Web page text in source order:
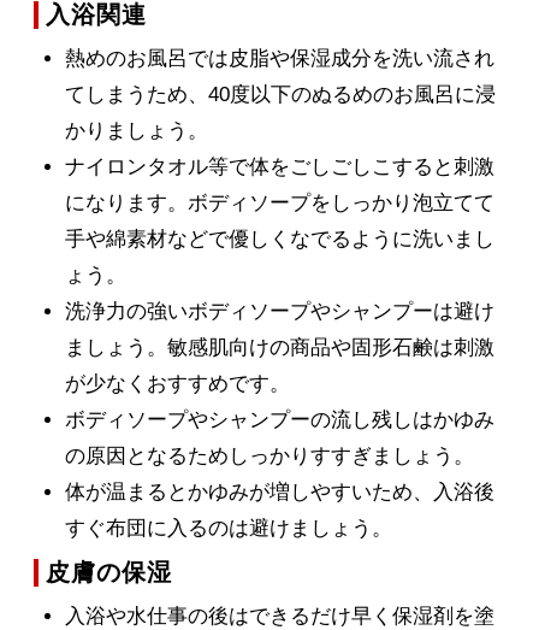
入浴関連
熱めのお風呂では皮脂や保湿成分を洗い流され
てしまうため、40度以下のぬるめのお風呂に浸
かりましょう。
ナイロンタオル等で体をごしごしこすると刺激
になります。ボディソープをしっかり泡立てて
手や綿素材などで優しくなでるように洗いまし
ょう。
洗浄力の強いボディソープやシャンプーは避け
ましょう。敏感肌向けの商品や固形石鹸は刺激
が少なくおすすめです。
ボディソープやシャンプーの流し残しはかゆみ
の原因となるためしっかりすすぎましょう。
体が温まるとかゆみが増しやすいため、入浴後
すぐ布団に入るのは避けましょう。
皮膚の保湿
入浴や水仕事の後はできるだけ早く保湿剤を塗